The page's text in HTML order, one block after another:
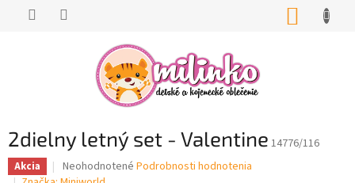
2dielny letný set - Valentine 14776/116
Akcia
Priemerné
Neohodnotené Podrobnosti hodnotenia